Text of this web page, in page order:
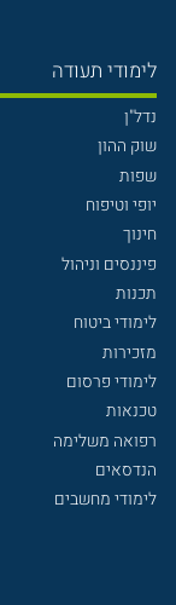
לימודי תעודה
נדל"ן
שוק ההון
שפות
יופי וטיפוח
חינוך
פיננסים וניהול
תכנות
לימודי ביטוח
מזכירות
לימודי פרסום
טכנאות
רפואה משלימה
הנדסאים
לימודי מחשבים